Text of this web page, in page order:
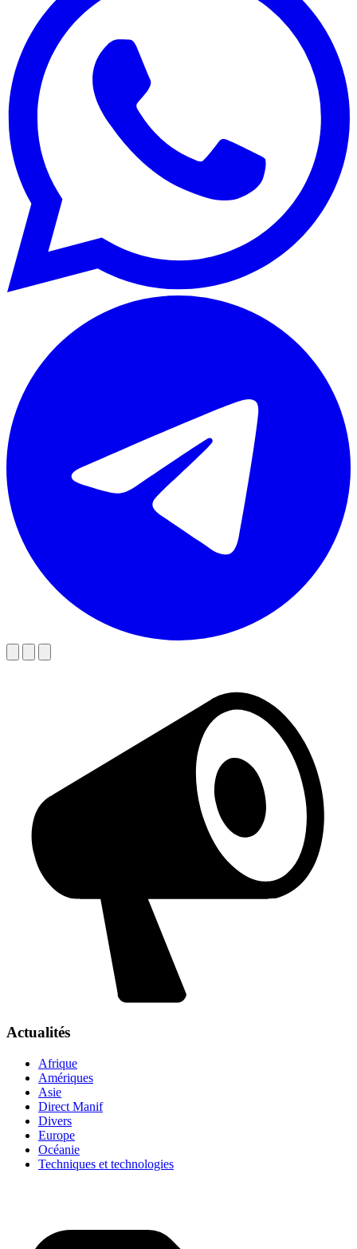
Actualités
Afrique
Amériques
Asie
Direct Manif
Divers
Europe
Océanie
Techniques et technologies